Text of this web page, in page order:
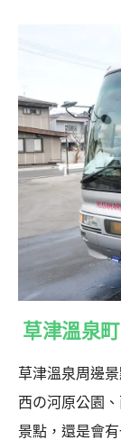
草津溫泉
草津溫泉周邊
西の河原公園
景點，還是會